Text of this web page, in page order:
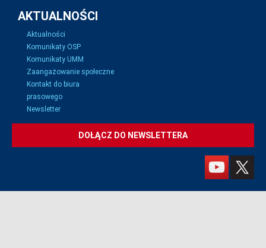
AKTUALNOŚCI
Aktualności
Komunikaty OSP
Komunikaty UMM
Zaangażowanie społeczne
Kontakt do biura
prasowego
Newsletter
DOŁĄCZ DO NEWSLETTERA